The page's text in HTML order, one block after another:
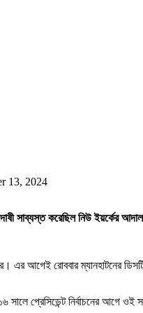
13, 2024
সাব্যস্ত করেছিল নিউ ইয়র্কের
এর আগেই রোববার ম্যানহাটনের
সালে প্রেসিডেন্ট নির্বাচনের আগে